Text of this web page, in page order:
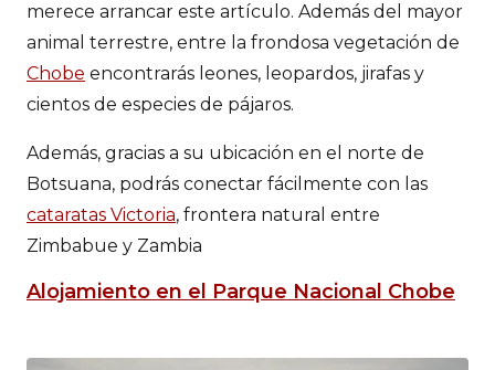
merece arrancar este artículo. Además del mayor
animal terrestre, entre la frondosa vegetación de
Chobe encontrarás leones, leopardos, jirafas y
cientos de especies de pájaros.
Además, gracias a su ubicación en el norte de
Botsuana, podrás conectar fácilmente con las
cataratas Victoria, frontera natural entre
Zimbabue y Zambia
Alojamiento en el Parque Nacional Chobe